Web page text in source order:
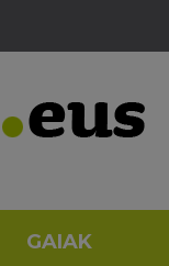
GAIAK